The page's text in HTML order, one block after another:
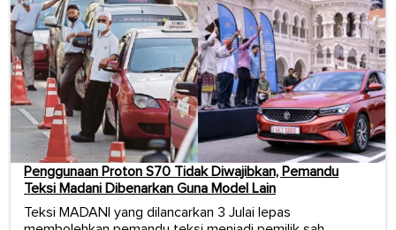
Penggunaan Proton S70 Tidak Diwajibkan, Pemandu
Teksi Madani Dibenarkan Guna Model Lain
Teksi MADANI yang dilancarkan 3 Julai lepas